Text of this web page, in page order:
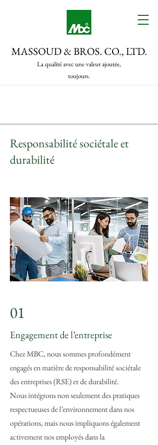
MASSOUD & BROS. CO., LTD.
La qualité avec une valeur ajoutée,
toujours.
Responsabilité sociétale et
durabilité
01
Engagement de l’entreprise
Chez MBC, nous sommes profondément
engagés en matière de responsabilité sociétale
des entreprises (RSE) et de durabilité.
Nous intégrons non seulement des pratiques
respectueuses de l’environnement dans nos
opérations, mais nous impliquons également
activement nos employés dans la